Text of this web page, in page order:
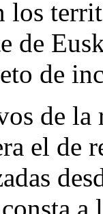
los
de
de
de la
el de